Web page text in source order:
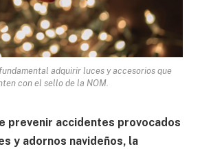
adquirir luces y accesorios que
con el sello de la NOM.
prevenir accidentes provocados
y adornos navideños, la